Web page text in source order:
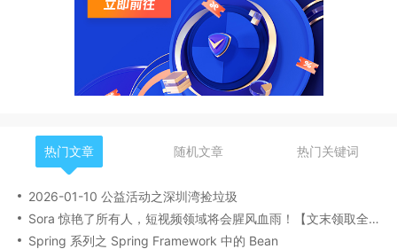
热门文章 随机文章 热门关键词
2026-01-10 公益活动之深圳湾捡垃圾
Sora 惊艳了所有人，短视频领域将会腥风血雨！【文末领取全网最全学习资料】
Spring 系列之 Spring Framework 中的 Bean